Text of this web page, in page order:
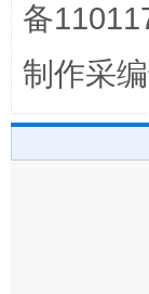
备
制作采